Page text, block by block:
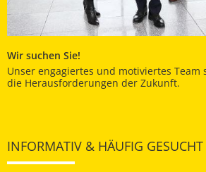
Wir suchen Sie!
Unser engagiertes und motiviertes Team
die Herausforderungen der Zukunft.
INFORMATIV & HÄUFIG GESUCHT